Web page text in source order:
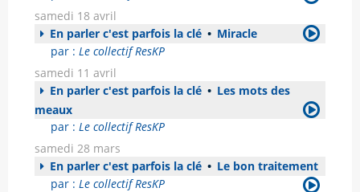
samedi 18 avril
En parler c'est parfois la clé • Miracle
par : Le collectif ResKP
samedi 11 avril
En parler c'est parfois la clé • Les mots des
meaux
par : Le collectif ResKP
samedi 28 mars
En parler c'est parfois la clé • Le bon traitement
par : Le collectif ResKP